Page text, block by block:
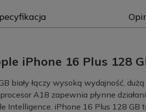
iPhone 16 Plus 128
biały łączy wysoką wydajność,
A18 zapewnia płynne
Intelligence. iPhone 16 Plus 128 GB